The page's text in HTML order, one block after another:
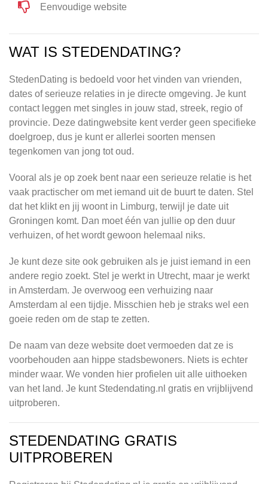
Eenvoudige website
WAT IS STEDENDATING?
StedenDating is bedoeld voor het vinden van vrienden,
dates of serieuze relaties in je directe omgeving. Je kunt
contact leggen met singles in jouw stad, streek, regio of
provincie. Deze datingwebsite kent verder geen specifieke
doelgroep, dus je kunt er allerlei soorten mensen
tegenkomen van jong tot oud.
Vooral als je op zoek bent naar een serieuze relatie is het
vaak practischer om met iemand uit de buurt te daten. Stel
dat het klikt en jij woont in Limburg, terwijl je date uit
Groningen komt. Dan moet één van jullie op den duur
verhuizen, of het wordt gewoon helemaal niks.
Je kunt deze site ook gebruiken als je juist iemand in een
andere regio zoekt. Stel je werkt in Utrecht, maar je werkt
in Amsterdam. Je overwoog een verhuizing naar
Amsterdam al een tijdje. Misschien heb je straks wel een
goeie reden om de stap te zetten.
De naam van deze website doet vermoeden dat ze is
voorbehouden aan hippe stadsbewoners. Niets is echter
minder waar. We vonden hier profielen uit alle uithoeken
van het land. Je kunt Stedendating.nl gratis en vrijblijvend
uitproberen.
STEDENDATING GRATIS
UITPROBEREN